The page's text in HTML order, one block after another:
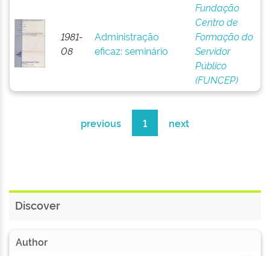
1981-
08
Administração
eficaz: seminário
Fundação
Centro de
Formação do
Servidor
Público
(FUNCEP)
previous 1 next
Discover
Author